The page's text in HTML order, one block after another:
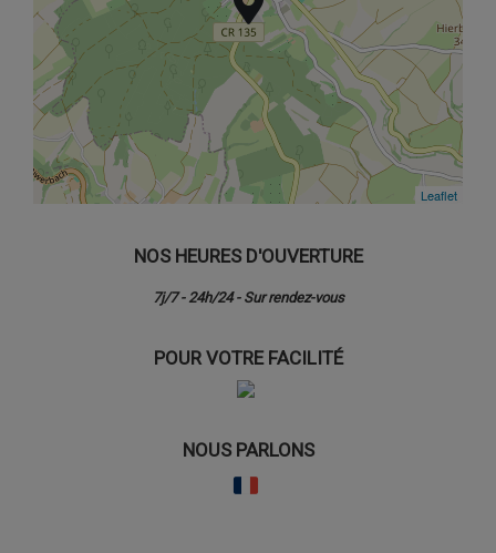
Leaflet
Leaflet
NOS HEURES D'OUVERTURE
7j/7 - 24h/24 - Sur rendez-vous
POUR VOTRE FACILITÉ
NOUS PARLONS